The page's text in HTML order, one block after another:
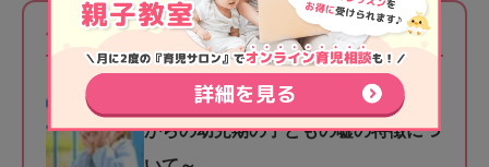
合わせて読みたい
子どもが嘘をつくのはなぜ？～2歳半
からの幼児期の子どもの嘘の特徴につ